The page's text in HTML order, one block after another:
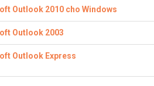
Outlook 2010 cho Windows
Outlook 2003
Outlook Express